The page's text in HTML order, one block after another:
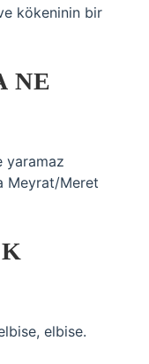
kökeninin bir
NE
yaramaz
Meyrat/Meret
elbise.